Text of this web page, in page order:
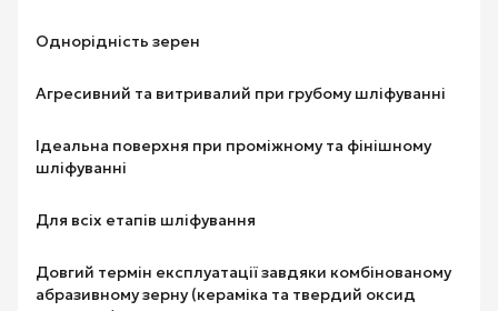
Однорідність зерен
Агресивний та витривалий при грубому шліфуванні
Ідеальна поверхня при проміжному та фінішному
шліфуванні
Для всіх етапів шліфування
Довгий термін експлуатації завдяки комбінованому
абразивному зерну (кераміка та твердий оксид